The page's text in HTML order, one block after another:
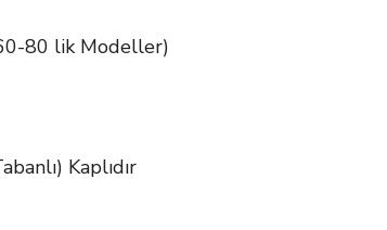
80 lik Modeller)
Kaplıdır